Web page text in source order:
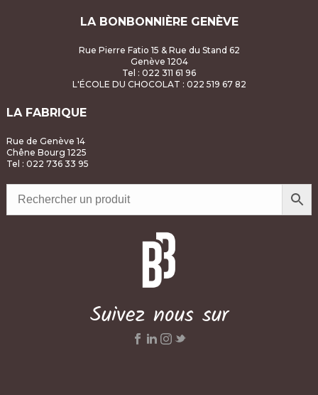
LA BONBONNIÈRE GENÈVE
Rue Pierre Fatio 15 & Rue du Stand 62
Genève 1204
Tel : 022 311 61 96
L'ÉCOLE DU CHOCOLAT : 022 519 67 82
LA FABRIQUE
Rue de Genève 14
Chêne Bourg 1225
Tel : 022 736 33 95
Suivez nous sur